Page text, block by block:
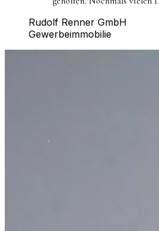
Rudolf Renner GmbH
Gewerbeimmobilie